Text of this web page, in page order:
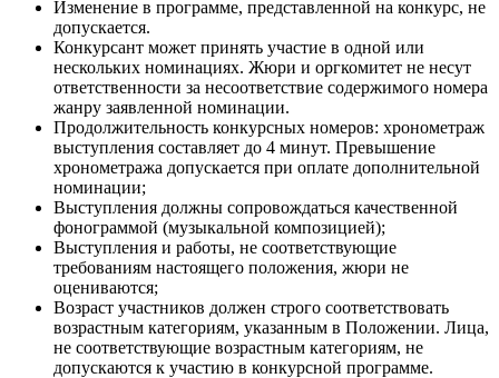
Изменение в программе, представленной на конкурс, не
допускается.
Конкурсант может принять участие в одной или
нескольких номинациях. Жюри и оргкомитет не несут
ответственности за несоответствие содержимого номера
жанру заявленной номинации.
Продолжительность конкурсных номеров: хронометраж
выступления составляет до 4 минут. Превышение
хронометража допускается при оплате дополнительной
номинации;
Выступления должны сопровождаться качественной
фонограммой (музыкальной композицией);
Выступления и работы, не соответствующие
требованиям настоящего положения, жюри не
оцениваются;
Возраст участников должен строго соответствовать
возрастным категориям, указанным в Положении. Лица,
не соответствующие возрастным категориям, не
допускаются к участию в конкурсной программе.